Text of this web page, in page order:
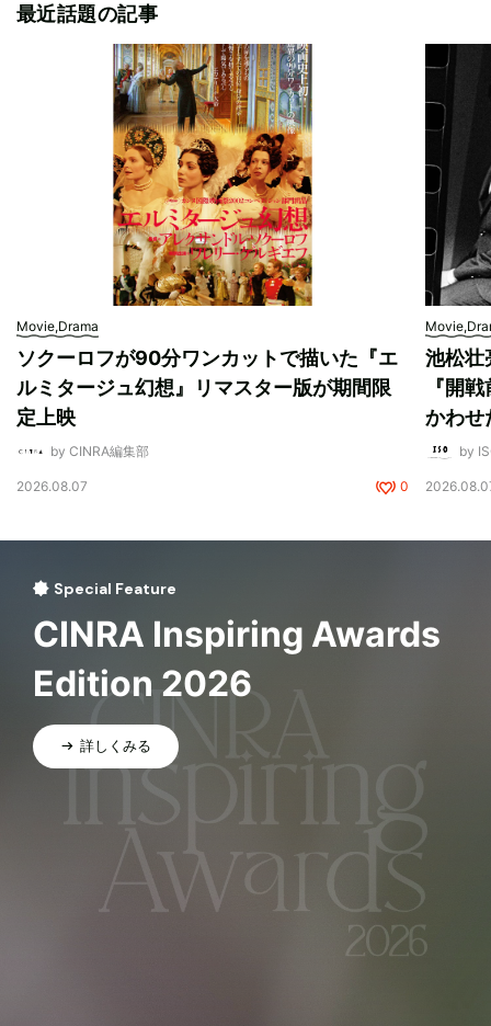
最近話題の記事
Movie,Drama
ソクーロフが90分ワンカットで描いた『エ
ルミタージュ幻想』リマスター版が期間限
定上映
by CINRA編集部
2026.08.07 0
池松壮
『開
かわせ
by
Special Feature
CINRA Inspiring Awards
Edition 2026
詳しくみる